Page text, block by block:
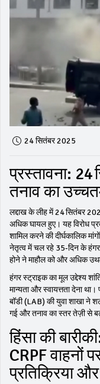
24 सितंबर 2025
प्रस्तावना:
तनाव का
लद्दाख के लीह में 24 सितंबर
अधिक घायल हुए। यह विरोध
शामिल करने की दीर्घकालिक
नेतृत्व में चल रहे 35‑दिन के हंगर
होने ने माहौल को और अधिक
हंगर स्ट्राइक का मूल उद्देश्य
मान्यता और स्वायत्तता देना
बॉडी (LAB) की युवा शाखा ने
गई और तनाव का स्तर तेज़ी से
हिंसा की
CRPF वाहनों
प्रतिक्रिया